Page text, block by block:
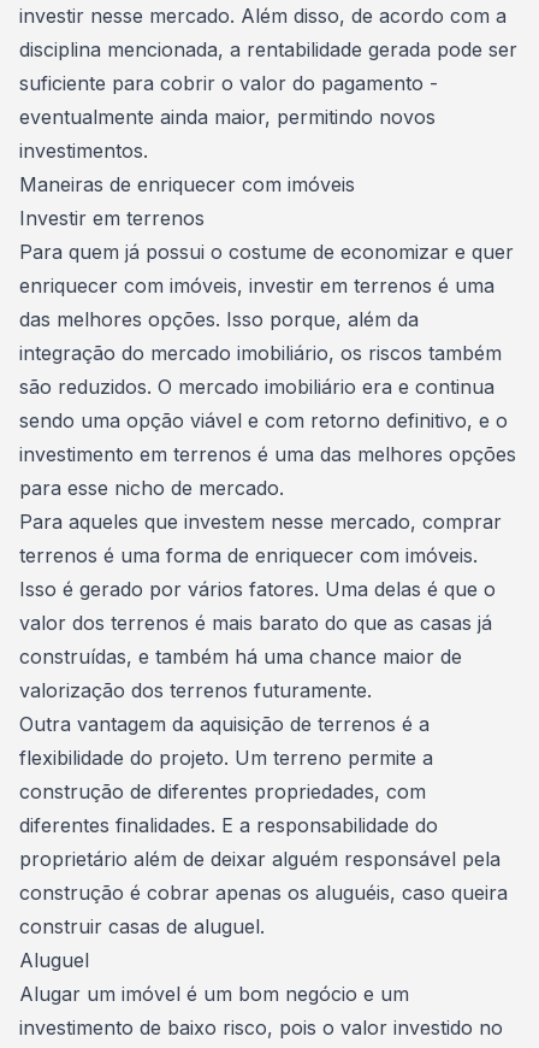
investir nesse mercado. Além disso, de acordo com a
disciplina mencionada, a rentabilidade gerada pode ser
suficiente para cobrir o valor do pagamento -
eventualmente ainda maior, permitindo novos
investimentos.
Maneiras de enriquecer com imóveis
Investir em terrenos
Para quem já possui o costume de economizar e quer
enriquecer com imóveis, investir em terrenos é uma
das melhores opções. Isso porque, além da
integração do mercado imobiliário, os riscos também
são reduzidos. O mercado imobiliário era e continua
sendo uma opção viável e com retorno definitivo, e o
investimento em terrenos é uma das melhores opções
para esse nicho de mercado.
Para aqueles que investem nesse mercado, comprar
terrenos é uma forma de enriquecer com imóveis.
Isso é gerado por vários fatores. Uma delas é que o
valor dos terrenos é mais barato do que as casas já
construídas, e também há uma chance maior de
valorização dos terrenos futuramente.
Outra vantagem da aquisição de terrenos é a
flexibilidade do projeto. Um terreno permite a
construção de diferentes propriedades, com
diferentes finalidades. E a responsabilidade do
proprietário além de deixar alguém responsável pela
construção é cobrar apenas os aluguéis, caso queira
construir casas de aluguel.
Aluguel
Alugar um imóvel é um bom negócio e um
investimento de baixo risco, pois o valor investido no